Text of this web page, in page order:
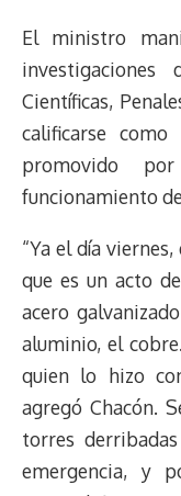
El ministro
investigaciones
Científicas,
calificarse
promovido
funcionamiento
“Ya el día
que es un acto
acero
aluminio, el
quien lo hizo
agregó Chacón.
torres
emergencia, y